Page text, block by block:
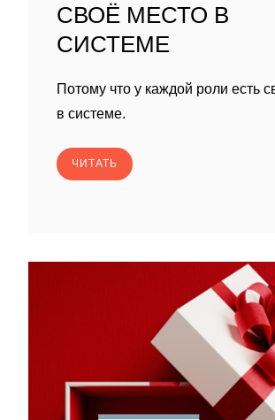
СВОЁ МЕСТО В
СИСТЕМЕ
Потому что у каждой роли есть
в системе.
ЧИТАТЬ